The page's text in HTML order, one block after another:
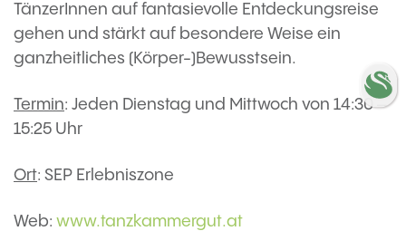
TänzerInnen auf fantasievolle Entdeckungsreise
gehen und stärkt auf besondere Weise ein
ganzheitliches (Körper-)Bewusstsein.
Termin: Jeden Dienstag und Mittwoch von 14:30 –
15:25 Uhr
Ort: SEP Erlebniszone
Web: www.tanzkammergut.at